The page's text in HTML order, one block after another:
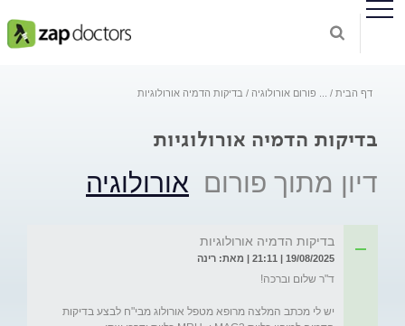
דף הבית פורום אורולוגיה בדיקות הדמיה אורולוגיות
בדיקות הדמיה אורולוגיות
דיון מתוך פורום אורולוגיה
בדיקות הדמיה אורולוגיות
19/08/2025 | 21:11 | מאת: רינה
יש לי מכתב המלצה מרופא מטפל אורולוג מבי"ח לבצע בדיקות